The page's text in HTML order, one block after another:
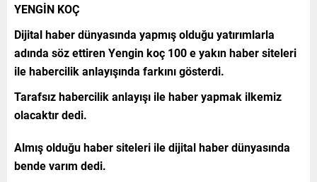
YENGİN KOÇ
Dijital haber dünyasında yapmış olduğu yatırımlarla
adında söz ettiren Yengin koç 100 e yakın haber siteleri
ile habercilik anlayışında farkını gösterdi.
Tarafsız habercilik anlayışı ile haber yapmak ilkemiz
olacaktır dedi.
Almış olduğu haber siteleri ile dijital haber dünyasında
bende varım dedi.